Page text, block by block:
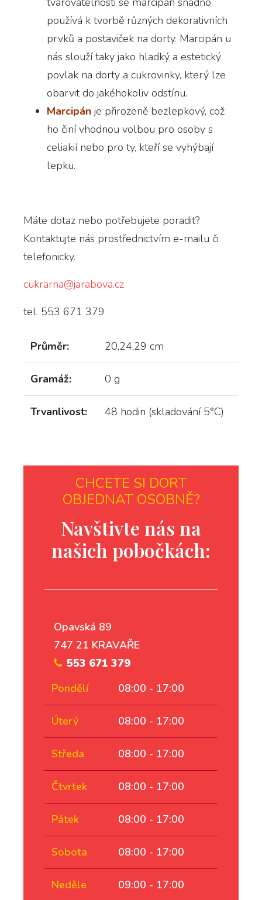
používá k tvorbě různých dekorativních
prvků a postaviček na dorty. Marcipán u
nás slouží taky jako hladký a estetický
povlak na dorty a cukrovinky, který lze
obarvit do jakéhokoliv odstínu.
Marcipán je přirozeně bezlepkový, což
ho činí vhodnou volbou pro osoby s
celiakií nebo pro ty, kteří se vyhýbají
lepku.
Máte dotaz nebo potřebujete poradit?
Kontaktujte nás prostřednictvím e-mailu či
telefonicky.
cukrarna@jarabova.cz
tel. 553 671 379
Průměr: 20,24,29 cm
Gramáž: 0 g
Trvanlivost: 48 hodin (skladování 5°C)
CHCETE SI DORT
OBJEDNAT OSOBNĚ?
Navštivte nás na
našich pobočkách:
Opavská 89
747 21 KRAVAŘE
553 671 379
Pondělí
08:00 - 17:00
Úterý 08:00 - 17:00
Středa 08:00 - 17:00
Čtvrtek 08:00 - 17:00
Pátek 08:00 - 17:00
Sobota 08:00 - 17:00
Neděle 09:00 - 17:00